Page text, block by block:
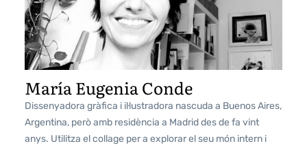
María Eugenia Conde
Dissenyadora gràfica i il·lustradora nascuda a Buenos Aires,
Argentina, però amb residència a Madrid des de fa vint
anys. Utilitza el collage per a explorar el seu món intern i